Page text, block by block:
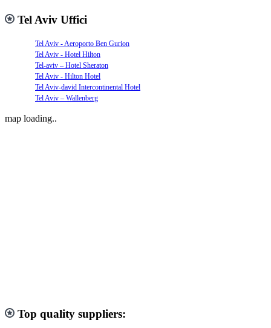
Tel Aviv Uffici
Tel Aviv - Aeroporto Ben Gurion
Tel Aviv - Hotel Hilton
Tel-aviv – Hotel Sheraton
Tel Aviv - Hilton Hotel
Tel Aviv-david Intercontinental Hotel
Tel Aviv – Wallenberg
map loading..
Top quality suppliers: